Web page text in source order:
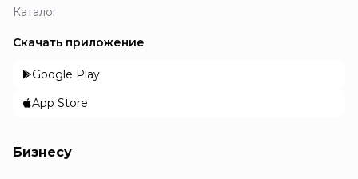
Каталог
Скачать приложение
Google Play
App Store
Бизнесу